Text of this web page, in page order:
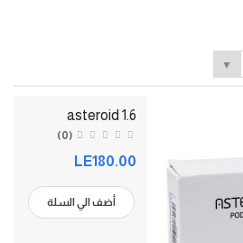
▼
asteroid 1.6
(0)
LE180.00
أضف الي السلة